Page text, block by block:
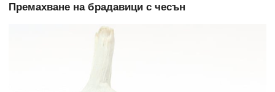
Премахване на брадавици с чесън